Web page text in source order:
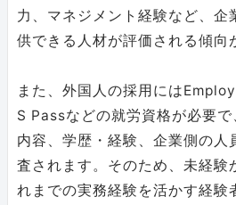
力、マネジメント経験など、企
供できる人材が評価される傾向
また、外国人の採用には
S Passなどの就労資格が必要
内容、学歴・経験、企業側の人
査されます。そのため、未経験
れまでの実務経験を活かす経験